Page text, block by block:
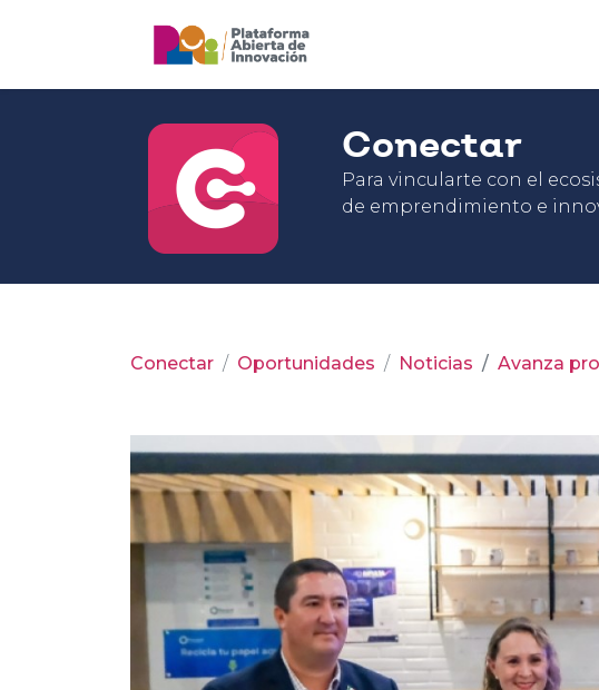
Conectar
Para vincularte con el
de emprendimiento e
Conectar Oportunidades Noticias Avanza